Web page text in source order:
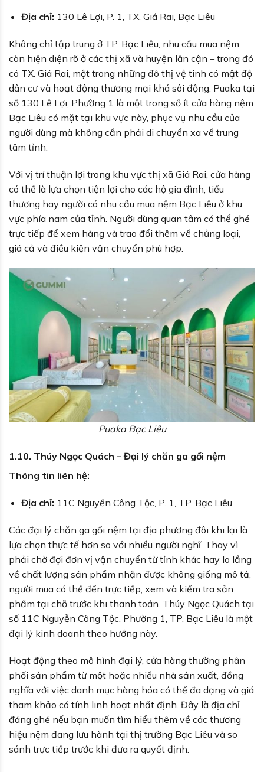
Địa chỉ: 130 Lê Lợi, P. 1, TX. Giá Rai, Bạc Liêu
Không chỉ tập trung ở TP. Bạc Liêu, nhu cầu mua nệm
còn hiện diện rõ ở các thị xã và huyện lân cận – trong đó
có TX. Giá Rai, một trong những đô thị vệ tinh có mật độ
dân cư và hoạt động thương mại khá sôi động. Puaka tại
số 130 Lê Lợi, Phường 1 là một trong số ít cửa hàng nệm
Bạc Liêu có mặt tại khu vực này, phục vụ nhu cầu của
người dùng mà không cần phải di chuyển xa về trung
tâm tỉnh.
Với vị trí thuận lợi trong khu vực thị xã Giá Rai, cửa hàng
có thể là lựa chọn tiện lợi cho các hộ gia đình, tiểu
thương hay người có nhu cầu mua nệm Bạc Liêu ở khu
vực phía nam của tỉnh. Người dùng quan tâm có thể ghé
trực tiếp để xem hàng và trao đổi thêm về chủng loại,
giá cả và điều kiện vận chuyển phù hợp.
Puaka Bạc Liêu
1.10. Thúy Ngọc Quách – Đại lý chăn ga gối nệm
Thông tin liên hệ:
Địa chỉ: 11C Nguyễn Công Tộc, P. 1, TP. Bạc Liêu
Các đại lý chăn ga gối nệm tại địa phương đôi khi lại là
lựa chọn thực tế hơn so với nhiều người nghĩ. Thay vì
phải chờ đợi đơn vị vận chuyển từ tỉnh khác hay lo lắng
về chất lượng sản phẩm nhận được không giống mô tả,
người mua có thể đến trực tiếp, xem và kiểm tra sản
phẩm tại chỗ trước khi thanh toán. Thúy Ngọc Quách tại
số 11C Nguyễn Công Tộc, Phường 1, TP. Bạc Liêu là một
đại lý kinh doanh theo hướng này.
Hoạt động theo mô hình đại lý, cửa hàng thường phân
phối sản phẩm từ một hoặc nhiều nhà sản xuất, đồng
nghĩa với việc danh mục hàng hóa có thể đa dạng và giá
tham khảo có tính linh hoạt nhất định. Đây là địa chỉ
đáng ghé nếu bạn muốn tìm hiểu thêm về các thương
hiệu nệm đang lưu hành tại thị trường Bạc Liêu và so
sánh trực tiếp trước khi đưa ra quyết định.